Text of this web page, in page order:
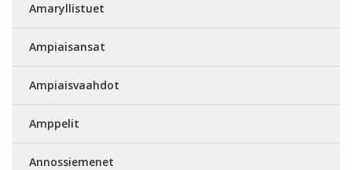
Amaryllistuet
Ampiaisansat
Ampiaisvaahdot
Amppelit
Annossiemenet